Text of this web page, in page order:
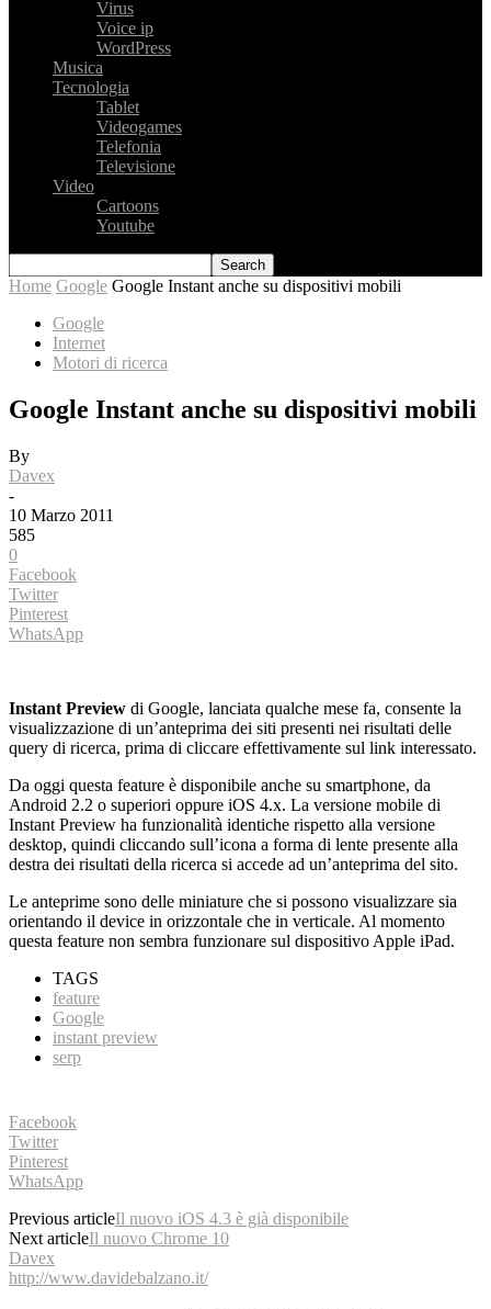
Virus
Voice ip
WordPress
Musica
Tecnologia
Tablet
Videogames
Telefonia
Televisione
Video
Cartoons
Youtube
Home Google Google Instant anche su dispositivi mobili
Google
Internet
Motori di ricerca
Google Instant anche su dispositivi mobili
By
Davex
-
10 Marzo 2011
585
0
Facebook
Twitter
Pinterest
WhatsApp
Instant Preview di Google, lanciata qualche mese fa, consente la
visualizzazione di un’anteprima dei siti presenti nei risultati delle
query di ricerca, prima di cliccare effettivamente sul link interessato.
Da oggi questa feature è disponibile anche su smartphone, da
Android 2.2 o superiori oppure iOS 4.x. La versione mobile di
Instant Preview ha funzionalità identiche rispetto alla versione
desktop, quindi cliccando sull’icona a forma di lente presente alla
destra dei risultati della ricerca si accede ad un’anteprima del sito.
Le anteprime sono delle miniature che si possono visualizzare sia
orientando il device in orizzontale che in verticale. Al momento
questa feature non sembra funzionare sul dispositivo Apple iPad.
TAGS
feature
Google
instant preview
serp
Facebook
Twitter
Pinterest
WhatsApp
Previous articleIl nuovo iOS 4.3 è già disponibile
Next articleIl nuovo Chrome 10
Davex
http://www.davidebalzano.it/